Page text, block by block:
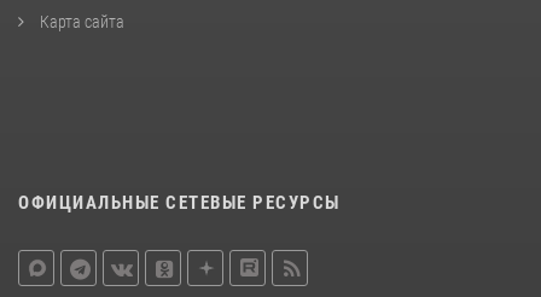
Карта сайта
ОФИЦИАЛЬНЫЕ СЕТЕВЫЕ РЕСУРСЫ